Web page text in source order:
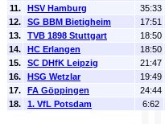
11.
HSV Hamburg 35:33
12.
SG BBM Bietigheim 17:51
13.
TVB 1898 Stuttgart 18:50
14.
HC Erlangen 18:50
15.
SC DHfK Leipzig 21:47
16.
HSG Wetzlar 19:49
17.
FA Göppingen 24:44
18.
1. VfL Potsdam 6:62